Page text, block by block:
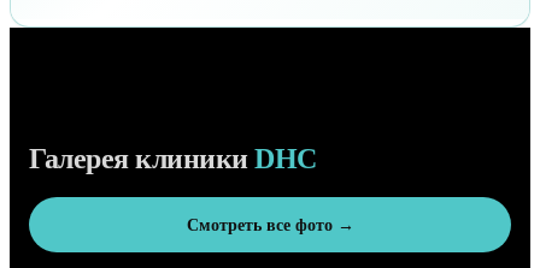
Галерея клиники DHC
Смотреть все фото →